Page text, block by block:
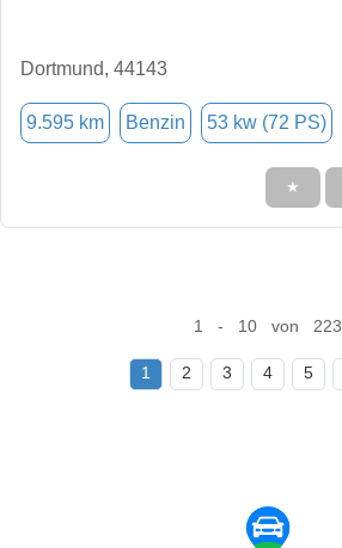
Dortmund, 44143
9.595 km Benzin 53 kw (72 PS)
★
1 - 10 von 223
1 2 3 4 5